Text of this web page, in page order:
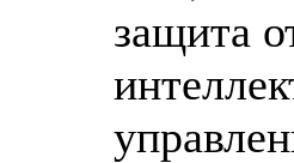
защита